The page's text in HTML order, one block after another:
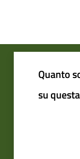
Quanto
su